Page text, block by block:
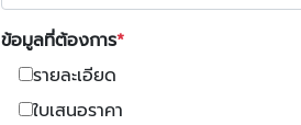
ข้อมูลที่ต้องการ
รายละเอียด
ใบเสนอราคา